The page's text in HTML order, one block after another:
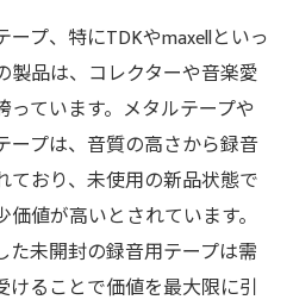
プ、特にTDKやmaxellといっ
製品は、コレクターや音楽愛
ています。メタルテープや
ープは、音質の高さから録音
おり、未使用の新品状態で
値が高いとされています。
未開封の録音用テープは需
ることで価値を最大限に引